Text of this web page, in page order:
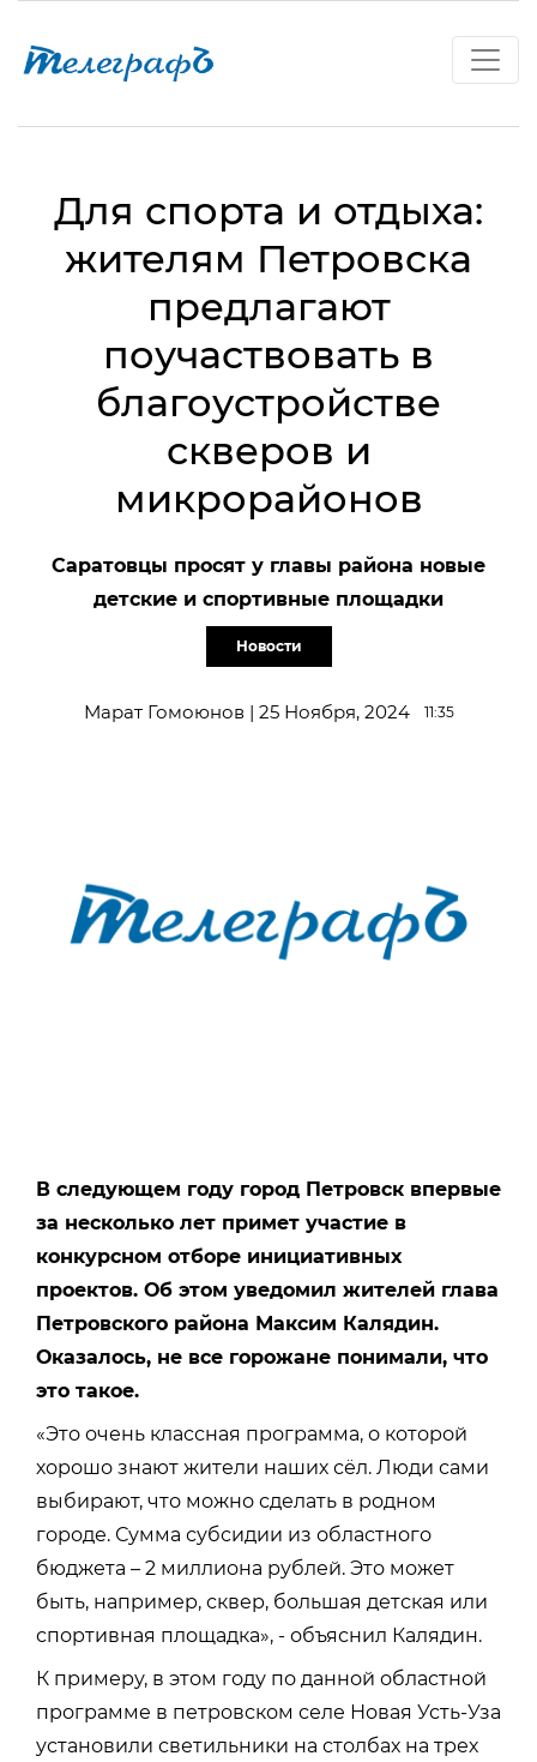
Для спорта и отдыха:
жителям Петровска
предлагают
поучаствовать в
благоустройстве
скверов и
микрорайонов
Саратовцы просят у главы района новые
детские и спортивные площадки
Новости
Марат Гомоюнов | 25 Ноября, 2024 11:35
В следующем году город Петровск впервые
за несколько лет примет участие в
конкурсном отборе инициативных
проектов. Об этом уведомил жителей глава
Петровского района Максим Калядин.
Оказалось, не все горожане понимали, что
это такое.
«Это очень классная программа, о которой
хорошо знают жители наших сёл. Люди сами
выбирают, что можно сделать в родном
городе. Сумма субсидии из областного
бюджета – 2 миллиона рублей. Это может
быть, например, сквер, большая детская или
спортивная площадка», - объяснил Калядин.
К примеру, в этом году по данной областной
программе в петровском селе Новая Усть-Уза
установили светильники на столбах на трех